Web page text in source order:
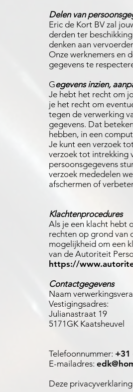
Delen van
Eric de Kort BV zal
derden ter
denken aan
Onze werknemers en
gegevens te
Gegevens inzien,
Je hebt het recht om
je het recht om
tegen de verwerking
gegevens. Dat
hebben, in een
Je kunt een verzoek
verzoek tot intrekking
persoonsgegevens
verzoek mededelen
afschermen of
Klachtenprocedures
Als je een klacht hebt
rechten op grond van
mogelijkheid om een
van de Autoriteit
https://
Contactgegevens
Naam
Vestigingsadres:
Julianastraat 19
5171GK Kaatsheuvel
Telefoonnummer: +31
E-mailadres:
Deze